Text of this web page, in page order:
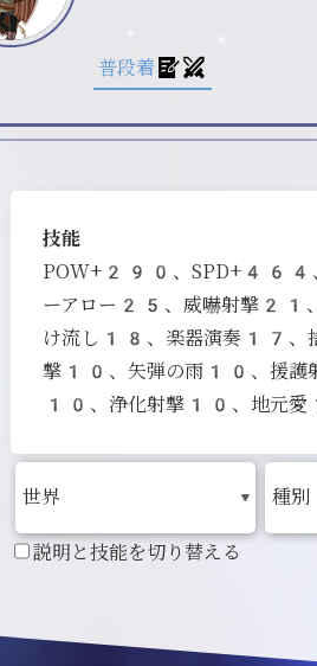
普段着
技能
POW+290、SPD+464
ーアロー25、威嚇射撃
け流し18、楽器演奏17、
撃10、矢弾の雨10、援
10、浄化射撃10、地元愛
説明と技能を切り替える